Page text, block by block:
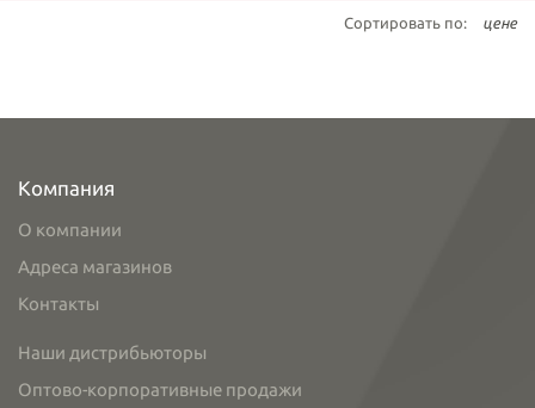
Сортировать по: цене
Компания
О компании
Адреса магазинов
Контакты
Наши дистрибьюторы
Оптово-корпоративные продажи